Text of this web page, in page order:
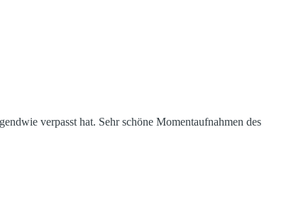
verpasst hat. Sehr schöne Momentaufnahmen des